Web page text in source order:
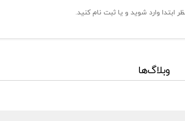
ابتدا وارد شوید و یا ثبت نام کنید.
وبلاگ‌ها